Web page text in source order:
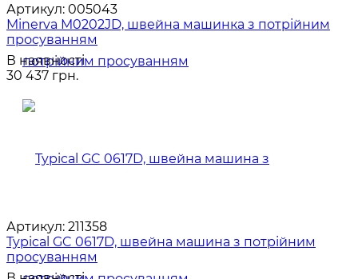
Артикул: 005043
Minerva M0202JD, швейна машинка з потрійним
просуванням
В наявності
30 437 грн.
Артикул: 211358
Typical GC 0617D, швейна машина з потрійним
просуванням